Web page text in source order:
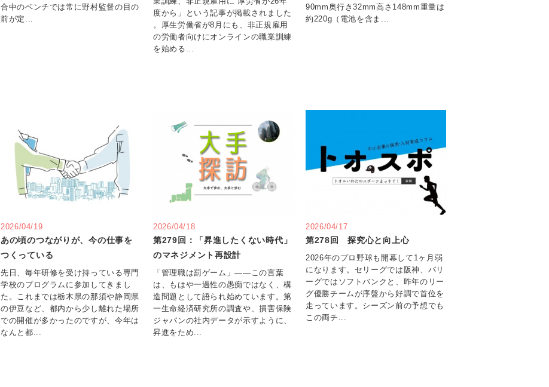
合中のベンチでは常に野村監督の目の
前が定...
度から」という記事が掲載されました
。厚生労働省が8月にも、非正規雇用
の労働者向けにオンラインの職業訓練
を始める...
90mm奥行き32mm高さ148mm重量は
約220g（電池を含ま...
2026/04/19
あの頃のつながりが、今の仕事を
つくっている
先日、毎年研修を受け持っている専門
学校のプログラムに参加してきまし
た。これまでは栃木県の那須や静岡県
の伊豆など、都内から少し離れた場所
での開催が多かったのですが、今年は
なんと都...
2026/04/18
第279回：「昇進したくない時代」
のマネジメント再設計
「管理職は罰ゲーム」——この言葉
は、もはや一過性の愚痴ではなく、構
造問題として語られ始めています。第
一生命経済研究所の調査や、損害保険
ジャパンの社内データが示すように、
昇進をため...
2026/04/17
第278回 探究心と向上心
2026年のプロ野球も開幕して1ヶ月弱
になります。セリーグでは阪神、パリ
ーグではソフトバンクと、昨年のリー
グ優勝チームが序盤から好調で首位を
走っています。シーズン前の予想でも
この両チ...